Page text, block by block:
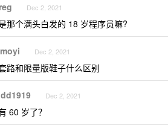
Dec 2, 2021
那个满头白发的 18 岁程序员嘛?
Dec 2, 2021
路和限量版鞋子什么区别
Dec 2, 2021
60 岁了？